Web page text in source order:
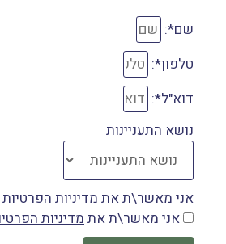
שם*:
טלפון*:
דוא"ל*:
נושא התעניינות
אני מאשר\ת את מדיניות הפרטיות
אני מאשר\ת את מדיניות